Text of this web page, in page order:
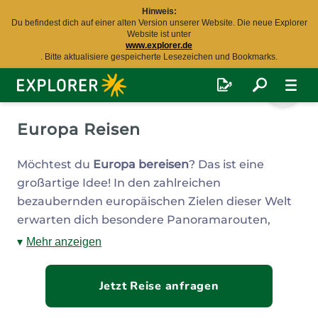
Hinweis:
Du befindest dich auf einer alten Version unserer Website. Die neue Explorer
Website ist unter
www.explorer.de
. Bitte aktualisiere gespeicherte Lesezeichen und Bookmarks.
Explorer
Fernreisen
Europa Reisen
Möchtest du Europa bereisen? Das ist eine
großartige Idee! In den zahlreichen
bezaubernden europäischen Zielen dieser Welt
erwarten dich besondere Panoramarouten,
atemberaubende Berg- und Inselwelten,
Unsere erfahrenen Reiseexperten sind für dich
da und erstellen ein maßgeschneidertes
Mehr anzeigen
Jetzt Reise anfragen